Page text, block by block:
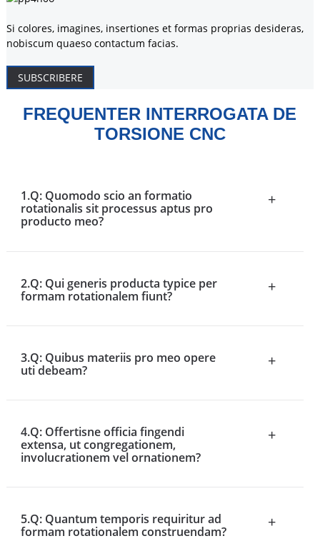
Si colores, imagines, insertiones et formas proprias desideras,
nobiscum quaeso contactum facias.
SUBSCRIBERE
FREQUENTER INTERROGATA DE
TORSIONE CNC
1.Q: Quomodo scio an formatio
rotationalis sit processus aptus pro
producto meo?
+
2.Q: Qui generis producta typice per
formam rotationalem fiunt?
+
3.Q: Quibus materiis pro meo opere
uti debeam?
+
4.Q: Offertisne officia fingendi
extensa, ut congregationem,
involucrationem vel ornationem?
+
5.Q: Quantum temporis requiritur ad
formam rotationalem construendam?
+